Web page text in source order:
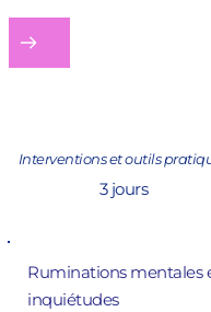
Interventions et outils
3 jours
Ruminations mentales
inquiétudes